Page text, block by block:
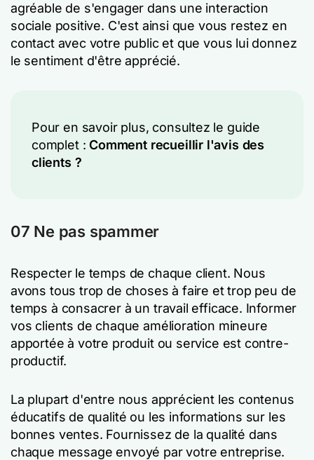
agréable de s'engager dans une interaction
sociale positive. C'est ainsi que vous restez en
contact avec votre public et que vous lui donnez
le sentiment d'être apprécié.
Pour en savoir plus, consultez le guide
complet : Comment recueillir l'avis des
clients ?
07 Ne pas spammer
Respecter le temps de chaque client. Nous
avons tous trop de choses à faire et trop peu de
temps à consacrer à un travail efficace. Informer
vos clients de chaque amélioration mineure
apportée à votre produit ou service est contre-
productif.
La plupart d'entre nous apprécient les contenus
éducatifs de qualité ou les informations sur les
bonnes ventes. Fournissez de la qualité dans
chaque message envoyé par votre entreprise.